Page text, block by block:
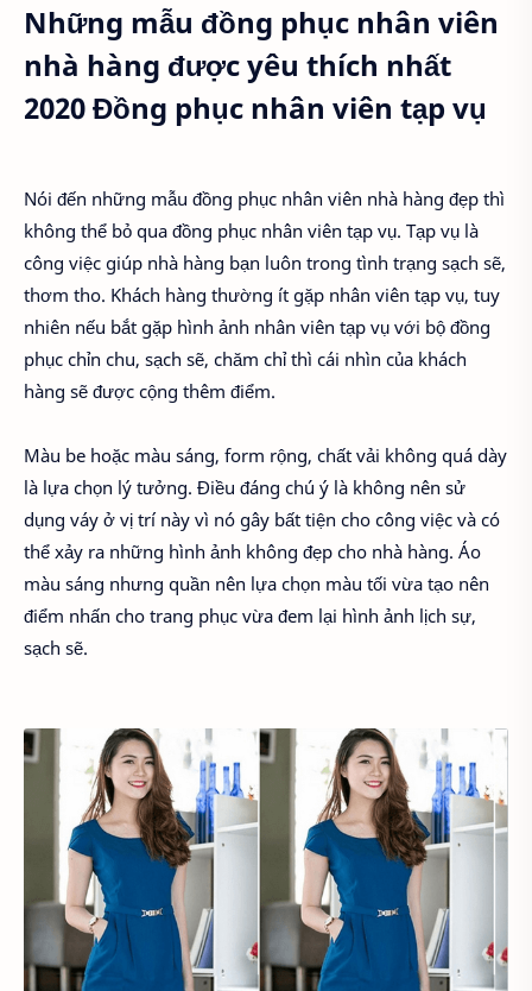
Những mẫu đồng phục nhân viên
nhà hàng được yêu thích nhất
2020 Đồng phục nhân viên tạp vụ
Nói đến những mẫu đồng phục nhân viên nhà hàng đẹp thì
không thể bỏ qua đồng phục nhân viên tạp vụ. Tạp vụ là
công việc giúp nhà hàng bạn luôn trong tình trạng sạch sẽ,
thơm tho. Khách hàng thường ít gặp nhân viên tạp vụ, tuy
nhiên nếu bắt gặp hình ảnh nhân viên tạp vụ với bộ đồng
phục chỉn chu, sạch sẽ, chăm chỉ thì cái nhìn của khách
hàng sẽ được cộng thêm điểm.
Màu be hoặc màu sáng, form rộng, chất vải không quá dày
là lựa chọn lý tưởng. Điều đáng chú ý là không nên sử
dụng váy ở vị trí này vì nó gây bất tiện cho công việc và có
thể xảy ra những hình ảnh không đẹp cho nhà hàng. Áo
màu sáng nhưng quần nên lựa chọn màu tối vừa tạo nên
điểm nhấn cho trang phục vừa đem lại hình ảnh lịch sự,
sạch sẽ.